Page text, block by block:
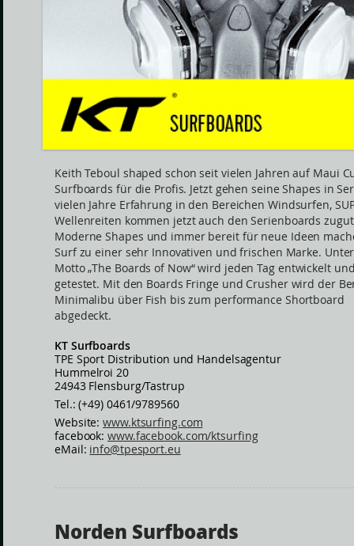
Keith Teboul shaped schon seit vielen Jahren auf Maui
Surfboards für die Profis. Jetzt gehen seine Shapes in
vielen Jahre Erfahrung in den Bereichen Windsurfen,
Wellenreiten kommen jetzt auch den Serienboards
Moderne Shapes und immer bereit für neue Ideen
Surf zu einer sehr Innovativen und frischen Marke.
Motto „The Boards of Now“ wird jeden Tag entwickelt
getestet. Mit den Boards Fringe und Crusher wird der
Minimalibu über Fish bis zum performance Shortboard
abgedeckt.
KT Surfboards
TPE Sport Distribution und Handelsagentur
Hummelroi 20
24943 Flensburg/Tastrup
Tel.: (+49) 0461/9789560
Website:www.ktsurfing.com
facebook:www.facebook.com/ktsurfing
eMail: info@tpesport.eu
Norden Surfboards